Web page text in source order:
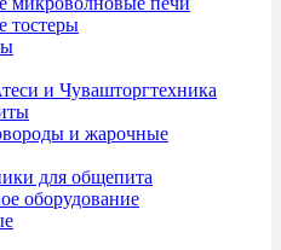
тостеры
и Чувашторгтехника
и жарочные
для общепита
оборудование